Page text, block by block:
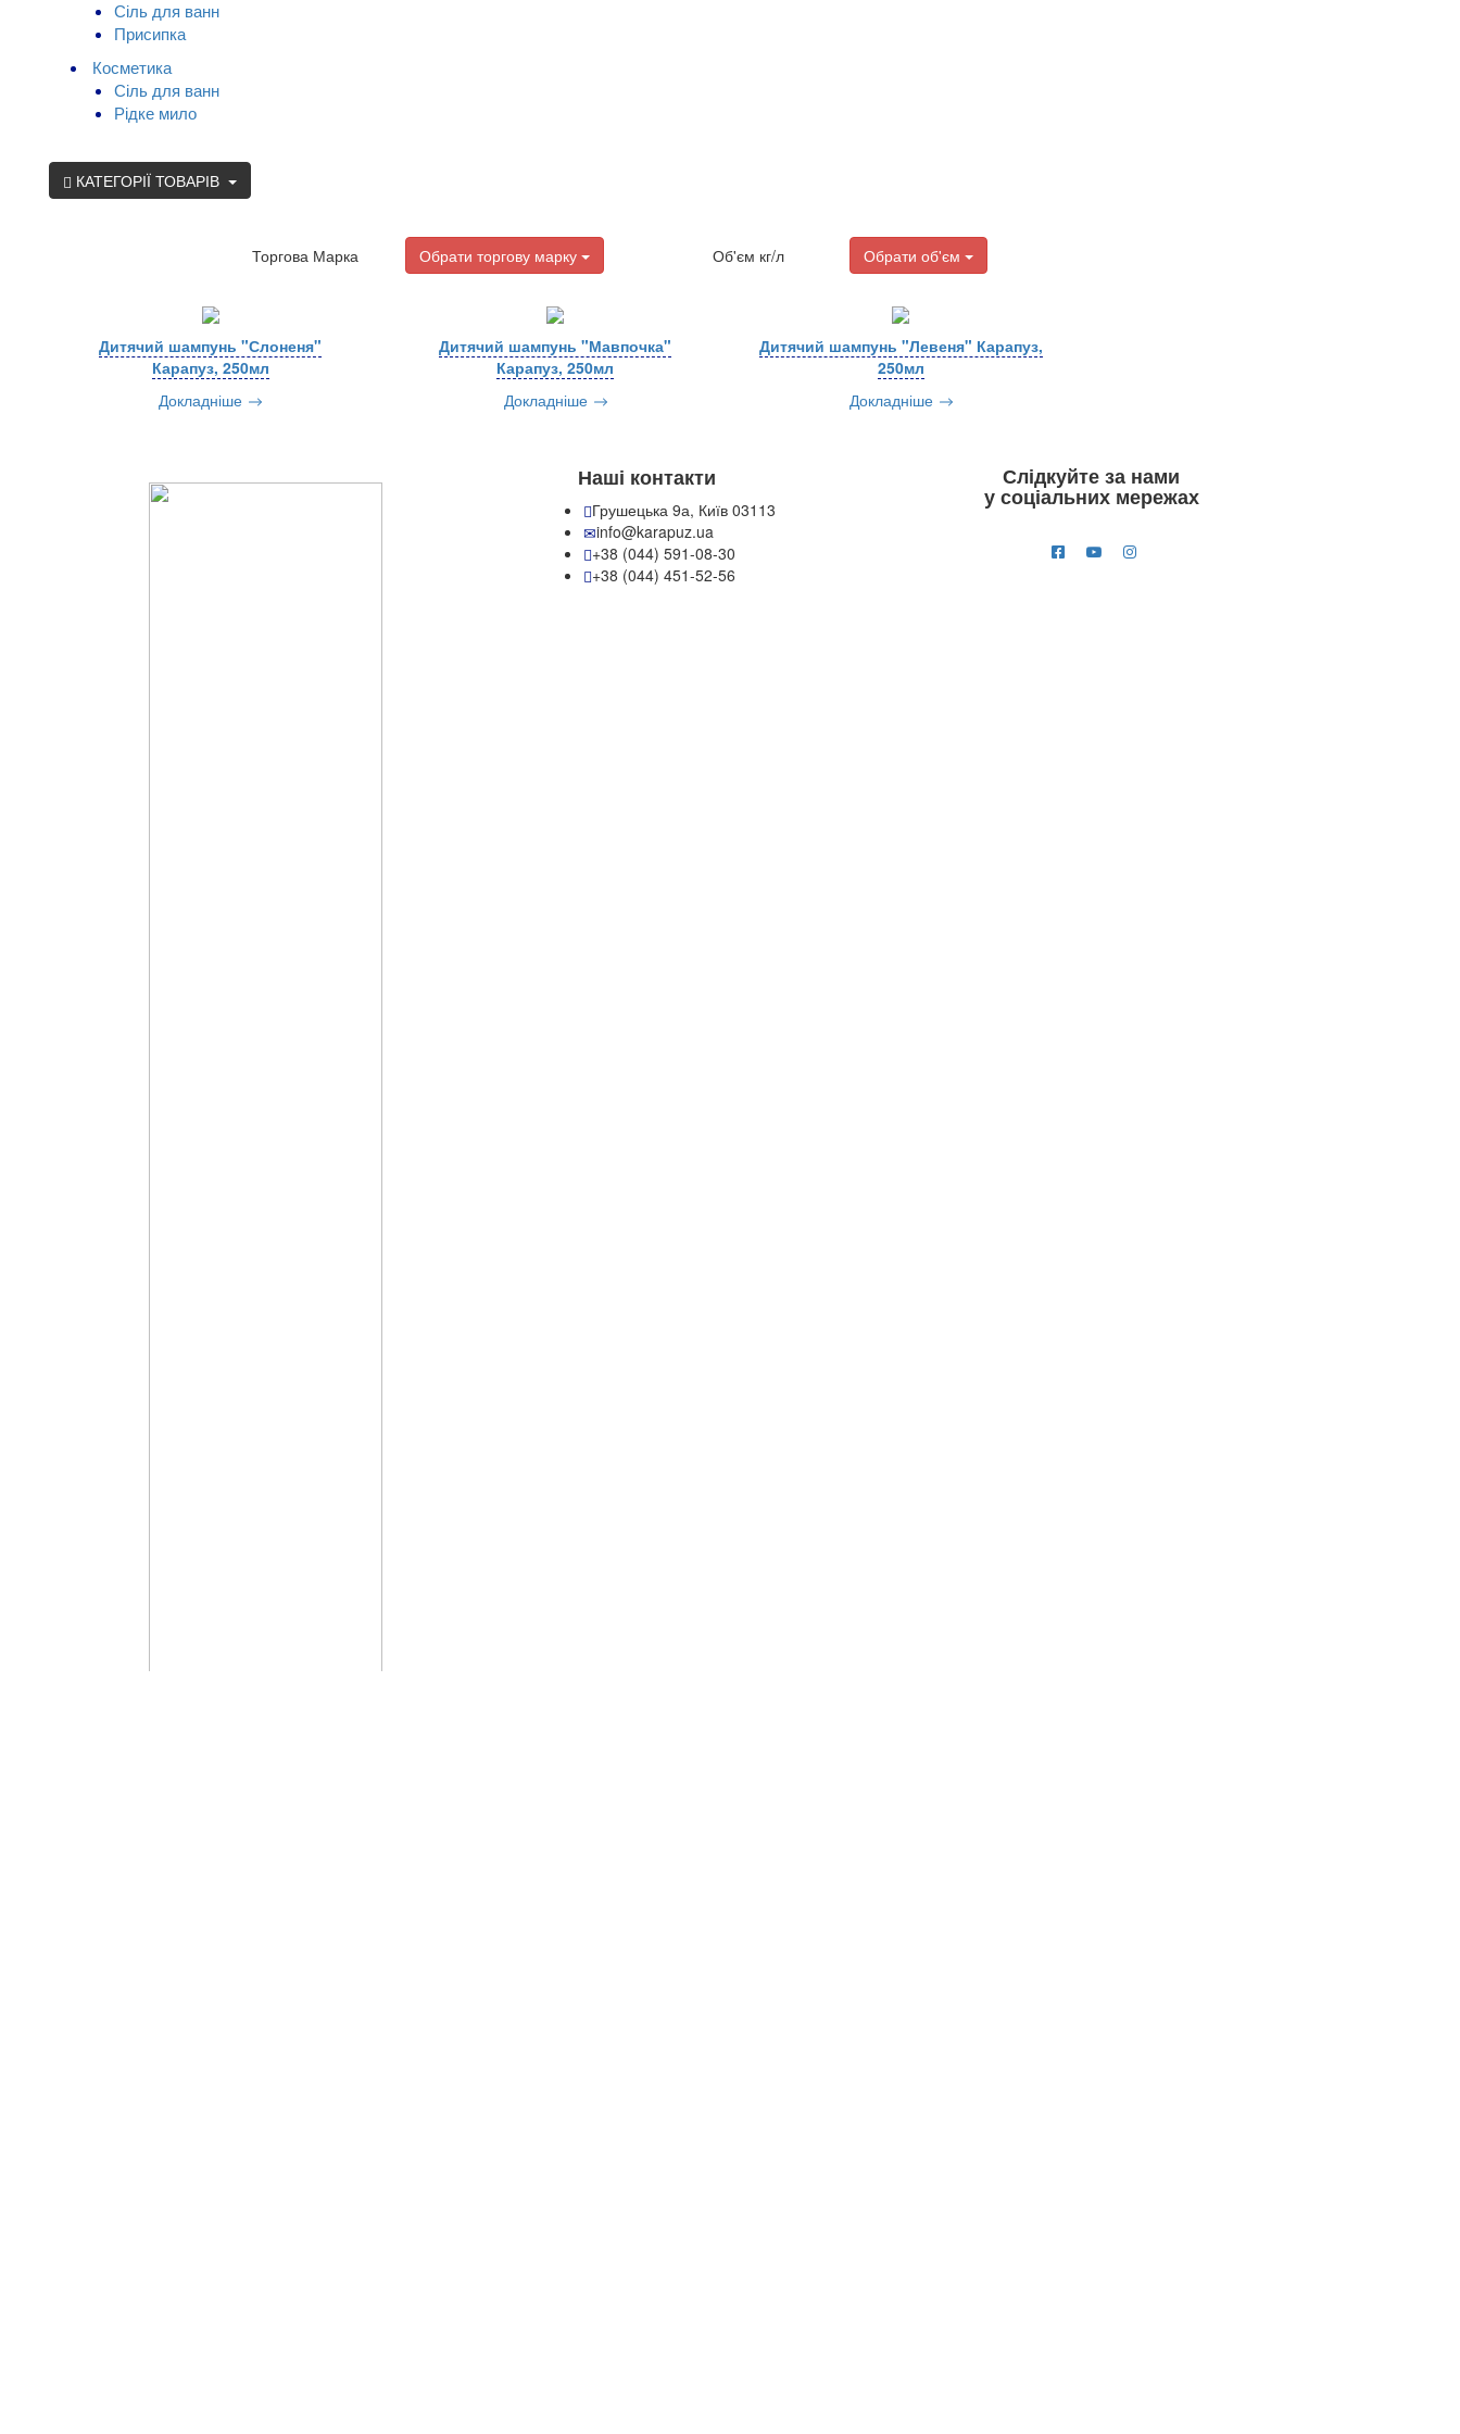
Сіль для ванн
Присипка
Косметика
Сіль для ванн
Рідке мило
КАТЕГОРІЇ ТОВАРІВ
Торгова Марка Обрати торгову марку Об'єм кг/л Обрати об'єм
Дитячий шампунь "Слоненя"
Карапуз, 250мл
Докладніше
Дитячий шампунь "Мавпочка"
Карапуз, 250мл
Докладніше
Дитячий шампунь "Левеня" Карапуз,
250мл
Докладніше
Наші контакти
Грушецька 9а, Київ 03113
info@karapuz.ua
+38 (044) 591-08-30
+38 (044) 451-52-56
Слідкуйте за нами
у соціальних мережах